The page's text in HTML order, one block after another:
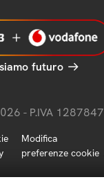
futuro
- P.IVA
Modifica
preferenze cookie